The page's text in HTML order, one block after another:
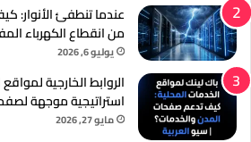
من انقطاع الكهرباء
يوليو 6, 2026
الروابط الخارجية
استراتيجية موجهة
مايو 27, 2026